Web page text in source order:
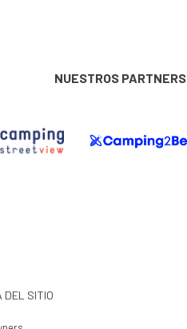
NUESTROS PARTNERS
DEL SITIO